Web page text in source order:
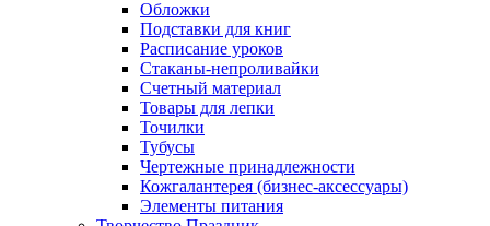
Обложки
Подставки для книг
Расписание уроков
Стаканы-непроливайки
Счетный материал
Товары для лепки
Точилки
Тубусы
Чертежные принадлежности
Кожгалантерея (бизнес-аксессуары)
Элементы питания